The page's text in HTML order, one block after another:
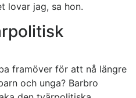
lovar jag, sa hon.
framöver för att nå längre
och unga? Barbro